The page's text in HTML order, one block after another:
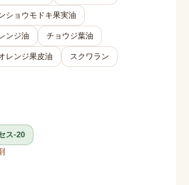
ショウモドキ果実油
ンジ油 チョウジ葉油
レンジ果皮油
スクワラン
ス-20